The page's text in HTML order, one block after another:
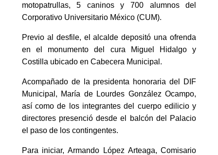
motopatrullas, 5 caninos y 700 alumnos del
Corporativo Universitario México (CUM).
Previo al desfile, el alcalde depositó una ofrenda
en el monumento del cura Miguel Hidalgo y
Costilla ubicado en Cabecera Municipal.
Acompañado de la presidenta honoraria del DIF
Municipal, María de Lourdes González Ocampo,
así como de los integrantes del cuerpo edilicio y
directores presenció desde el balcón del Palacio
el paso de los contingentes.
Para iniciar, Armando López Arteaga, Comisario